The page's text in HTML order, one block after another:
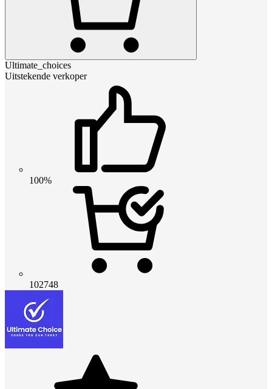
Ultimate_choices
Uitstekende verkoper
100%
102748